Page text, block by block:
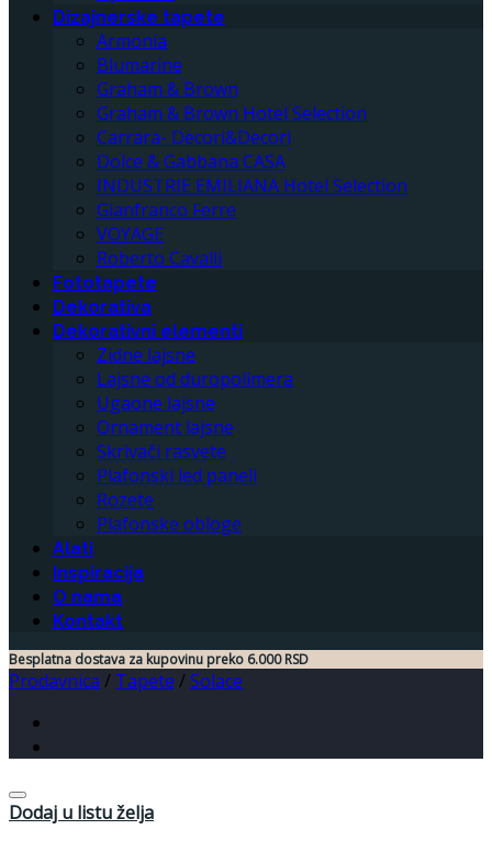
Dizajnerske tapete
Armonia
Blumarine
Graham & Brown
Graham & Brown Hotel Selection
Carrara- Decori&Decori
Dolce & Gabbana CASA
INDUSTRIE EMILIANA Hotel Selection
Gianfranco Ferre
VOYAGE
Roberto Cavalli
Fototapete
Dekorativa
Dekorativni elementi
Zidne lajsne
Lajsne od duropolimera
Ugaone lajsne
Ornament lajsne
Skrivači rasvete
Plafonski led paneli
Rozete
Plafonske obloge
Alati
Inspiracija
O nama
Kontakt
Besplatna dostava za kupovinu preko 6.000 RSD
Prodavnica / Tapete /Solace
Dodaj u listu želja